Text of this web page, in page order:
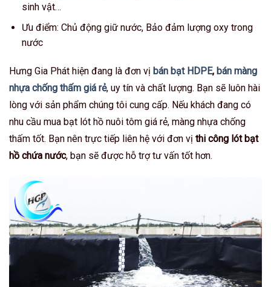
sinh vật…
Ưu điểm: Chủ động giữ nước, Bảo đảm lượng oxy trong
nước
Hưng Gia Phát hiện đang là đơn vị bán bạt HDPE, bán màng
nhựa chống thấm giá rẻ, uy tín và chất lượng. Bạn sẽ luôn hài
lòng với sản phẩm chúng tôi cung cấp. Nếu khách đang có
nhu cầu mua bạt lót hồ nuôi tôm giá rẻ, màng nhựa chống
thấm tốt. Bạn nên trực tiếp liên hệ với đơn vị thi công lót bạt
hồ chứa nước, bạn sẽ được hỗ trợ tư vấn tốt hơn.